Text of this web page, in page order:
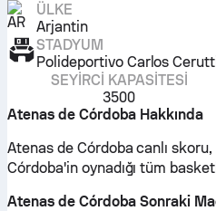
ÜLKE
Arjantin
STADYUM
Polideportivo Carlos
SEYIRCI KAPASITESI
3500
Atenas de Córdoba Hakkında
Atenas de Córdoba canlı skoru,
Córdoba'in oynadığı tüm
Atenas de Córdoba Sonraki